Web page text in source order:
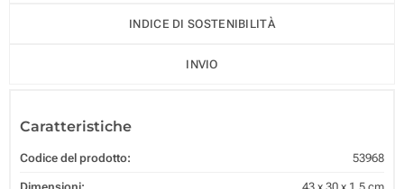
INDICE DI SOSTENIBILITÀ
INVIO
Caratteristiche
Codice del prodotto: 53968